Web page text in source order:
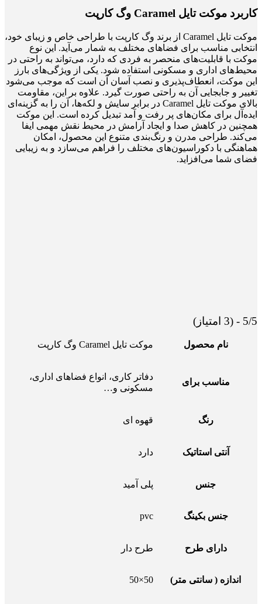
کاربرد موکت تایل Caramel وگ کارپت
موکت تایل Caramel از برند وگ کارپت با طراحی خاص و زیبای خود،
انتخابی مناسب برای فضاهای مختلف به شمار می‌آید. این نوع
موکت با قابلیت‌های منحصر به فردی که دارد، می‌تواند به راحتی در
محیط‌های اداری و مسکونی استفاده شود. یکی از ویژگی‌های بارز
این موکت، انعطاف‌پذیری و نصب آسان آن است که موجب می‌شود
تغییر و جابجایی آن به راحتی صورت گیرد. علاوه بر این، مقاومت
بالای موکت تایل Caramel در برابر سایش و لکه‌ها، آن را به گزینه‌ای
ایده‌آل برای مکان‌های پر رفت و آمد تبدیل کرده است. این موکت
همچنین در کاهش صدا و ایجاد آرامش در محیط نقش مهمی ایفا
می‌کند. طراحی مدرن و رنگ‌بندی متنوع این محصول، امکان
هماهنگی با دکوراسیون‌های مختلف را فراهم می‌سازد و به زیبایی
فضای شما می‌افزاید.
5/5 - (3 امتیاز)
نام محصول موکت تایل Caramel وگ کارپت
مناسب برای
دفاتر کاری، انواع فضاهای اداری،
مسکونی و…
رنگ قهوه ای
آنتی استاتیک دارد
جنس پلی آمید
جنس بکینگ pvc
دارای طرح طرح دار
اندازه ( سانتی متر) 50×50